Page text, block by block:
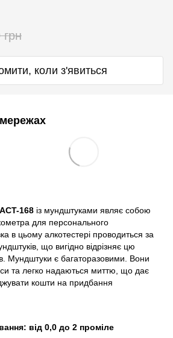
грн
коли з'явиться
168 із мундштуками являє собою
для персонального
в цьому алкотестері проводиться за
що вигідно відрізняє цю
Мундштуки є багаторазовими. Вони
та легко надаються миттю, що дає
кошти на придбання
від 0,0 до 2 проміле